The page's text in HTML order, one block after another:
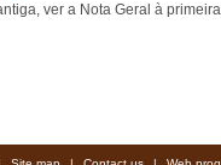
ver a Nota Geral à